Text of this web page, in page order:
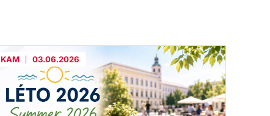
KAM 03.06.2026